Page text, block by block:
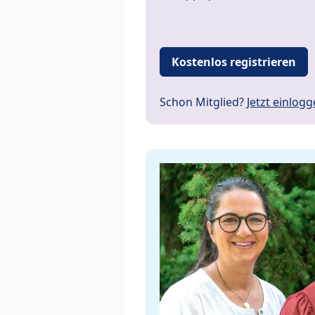
Kostenlos registrieren
Schon Mitglied? Jetzt